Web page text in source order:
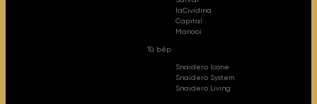
laCividina
Capital
Manooi
Tủ bếp
Snaidero Icone
Snaidero System
Snaidero Living